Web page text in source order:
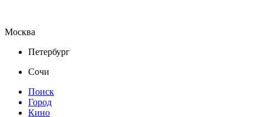
Москва
Петербург
Сочи
Поиск
Город
Кино